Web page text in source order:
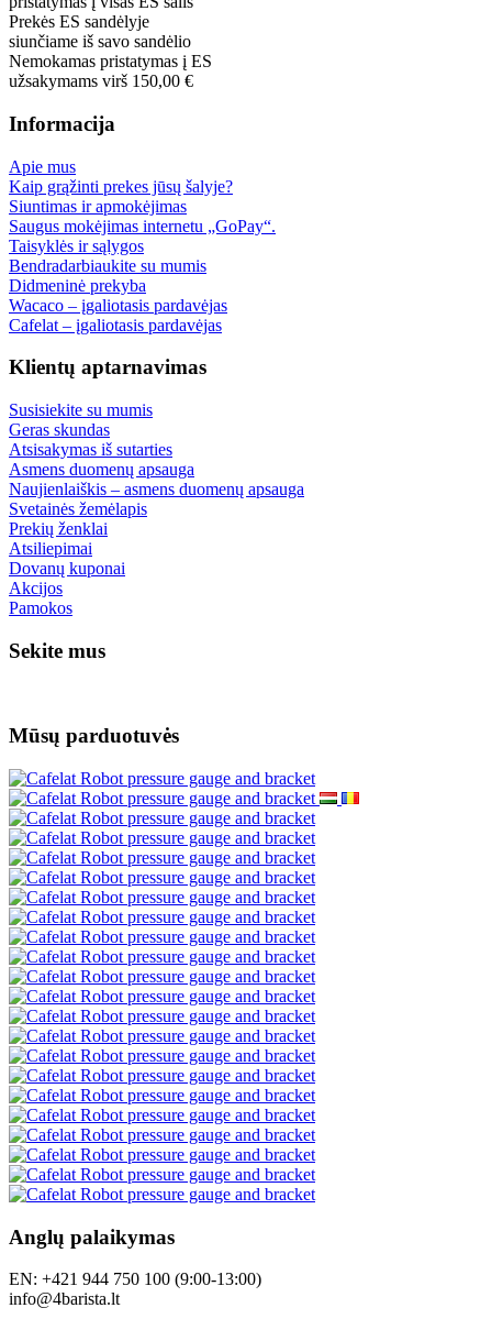
Prekės ES sandėlyje
siunčiame iš savo sandėlio
Nemokamas pristatymas į ES
užsakymams virš 150,00 €
Informacija
Apie mus
Kaip grąžinti prekes jūsų šalyje?
Siuntimas ir apmokėjimas
Saugus mokėjimas internetu „GoPay“.
Taisyklės ir sąlygos
Bendradarbiaukite su mumis
Didmeninė prekyba
Wacaco – įgaliotasis pardavėjas
Cafelat – įgaliotasis pardavėjas
Klientų aptarnavimas
Susisiekite su mumis
Geras skundas
Atsisakymas iš sutarties
Asmens duomenų apsauga
Naujienlaiškis – asmens duomenų apsauga
Svetainės žemėlapis
Prekių ženklai
Atsiliepimai
Dovanų kuponai
Akcijos
Pamokos
Sekite mus
Mūsų parduotuvės
Anglų palaikymas
EN: +421 944 750 100 (9:00-13:00)
info@4barista.lt